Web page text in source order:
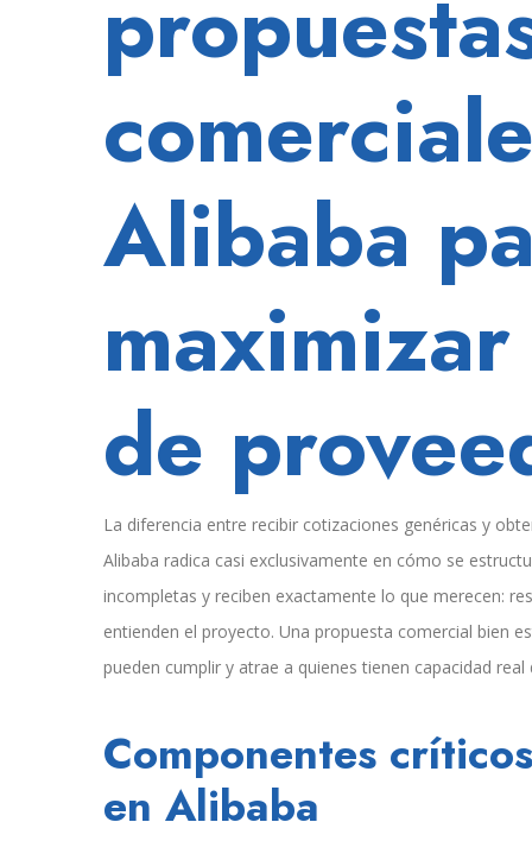
diferencia
del
90%
proveedores
en
Alibaba.
Alibaba
de
La diferencia entre recibir cotizaciones genéricas y
Alibaba radica casi exclusivamente en cómo se
incompletas y reciben exactamente lo que merecen:
entienden el proyecto. Una propuesta comercial bien
pueden cumplir y atrae a quienes tienen capacidad real
Componentes
en Alibaba